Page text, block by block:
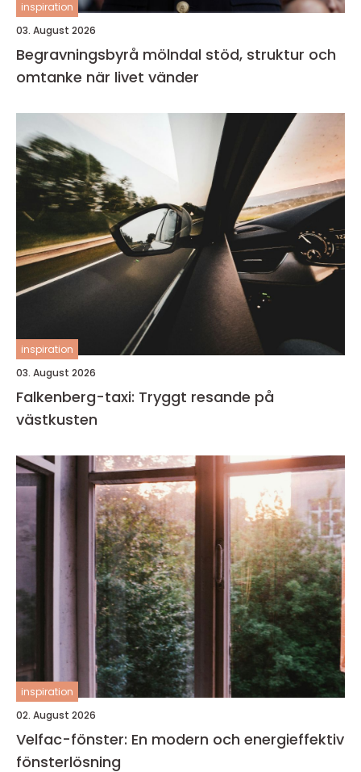
inspiration
03. August 2026
Begravningsbyrå mölndal stöd, struktur och
omtanke när livet vänder
inspiration
03. August 2026
Falkenberg-taxi: Tryggt resande på
västkusten
inspiration
02. August 2026
Velfac-fönster: En modern och energieffektiv
fönsterlösning